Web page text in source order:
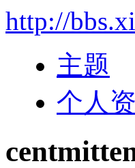
http://
主题
个人